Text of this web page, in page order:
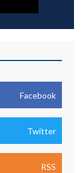
Facebook
Twitter
RSS